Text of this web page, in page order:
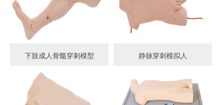
下肢成人骨髓穿刺模型 静脉穿刺模拟人